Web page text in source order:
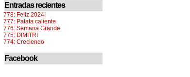
Entradas recientes
778: Feliz 2024!
777: Patata caliente
776: Semana Grande
775: DIMITRI
774: Creciendo
Facebook